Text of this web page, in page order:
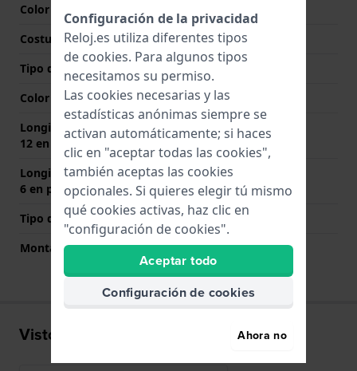
Color de correa
Costura de color
Negro
Tipo de cierre
Hebilla
Color del cierre
Plateado
Longitud de la correa a las
12 en punto (mm)
80 mm
Longitud de la correa a las
6 en punto (mm)
115 mm
Tipo de montaje
Pasadores de resorte
Montaje Recto
Si
Visto recientemente
Configuración de la privacidad
Reloj.es utiliza diferentes tipos
de cookies. Para algunos tipos
necesitamos su permiso.
Las cookies necesarias y las
estadísticas anónimas siempre se
activan automáticamente; si haces
clic en "aceptar todas las cookies",
también aceptas las cookies
opcionales. Si quieres elegir tú mismo
qué cookies activas, haz clic en
"configuración de cookies".
Aceptar todo
Configuración de cookies
Ahora no